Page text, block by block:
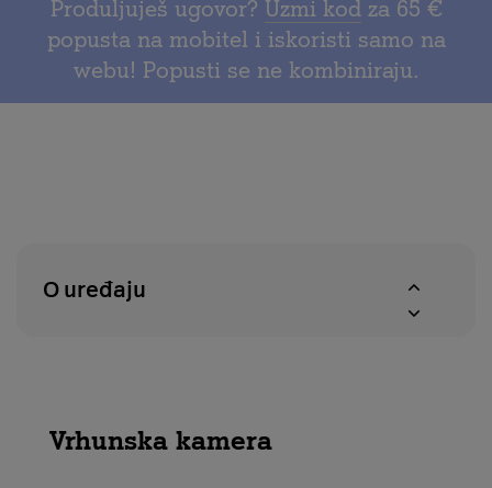
na
povrat
u
provjeru
dostupnosti
proizvoda
Produljuješ ugovor? Uzmi kod za 65 €
popusta na mobitel i iskoristi samo na
webu! Popusti se ne kombiniraju.
O uređaju
Vrhunska kamera